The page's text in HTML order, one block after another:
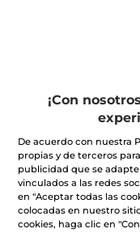
Horario
Lunes
¡Con
De acuerdo con nuestra
propias y de terceros
publicidad que se
vinculados a las redes
en "Aceptar todas las
colocadas en nuestro
cookies, haga clic en